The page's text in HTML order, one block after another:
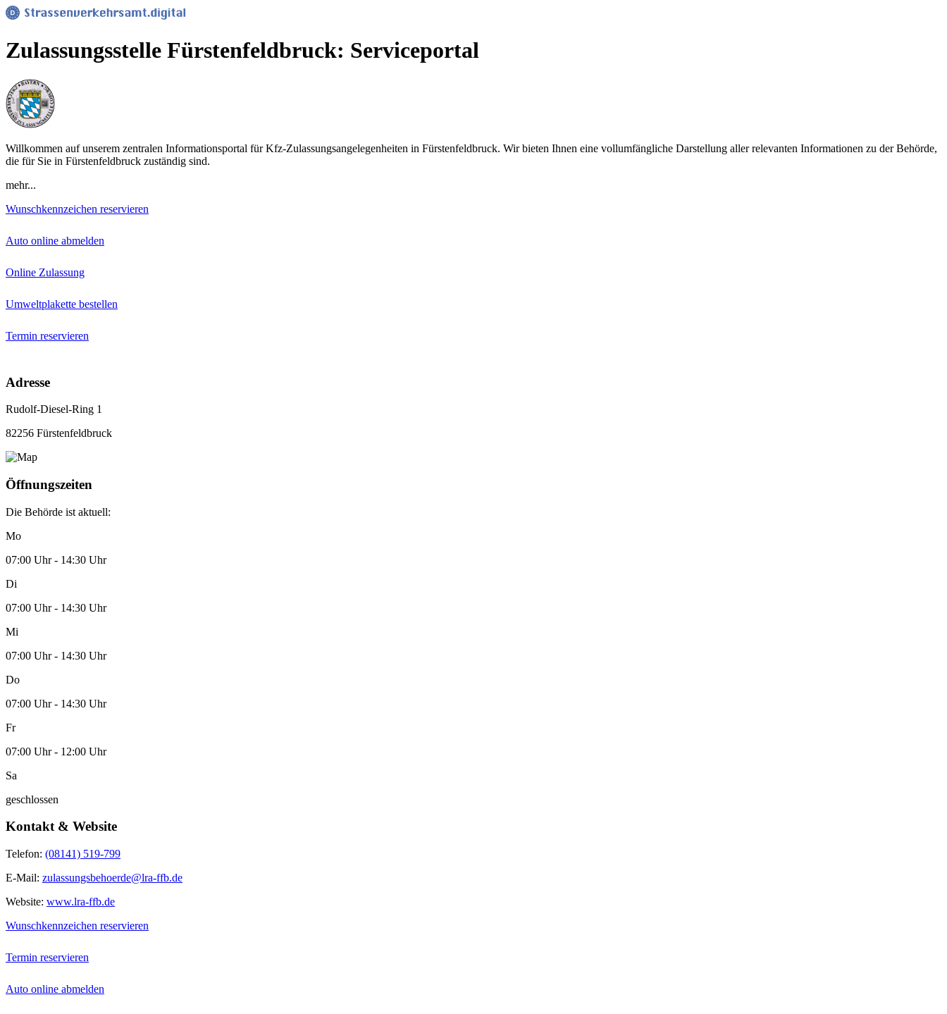
Zulassungsstelle Fürstenfeldbruck: Serviceportal
Willkommen auf unserem zentralen Informationsportal für Kfz-Zulassungsangelegenheiten in Fürstenfeldbruck. Wir bieten Ihnen eine vollumfängliche Darstellung aller relevanten Informationen zu der Behörde,
die für Sie in Fürstenfeldbruck zuständig sind.
mehr...
Wunschkennzeichen reservieren
Auto online abmelden
Online Zulassung
Umweltplakette bestellen
Termin reservieren
Adresse
Rudolf-Diesel-Ring 1
82256 Fürstenfeldbruck
Öffnungszeiten
Die Behörde ist aktuell:
Mo
07:00 Uhr - 14:30 Uhr
Di
07:00 Uhr - 14:30 Uhr
Mi
07:00 Uhr - 14:30 Uhr
Do
07:00 Uhr - 14:30 Uhr
Fr
07:00 Uhr - 12:00 Uhr
Sa
geschlossen
Kontakt & Website
Telefon: (08141) 519-799
E-Mail: zulassungsbehoerde@lra-ffb.de
Website: www.lra-ffb.de
Wunschkennzeichen reservieren
Termin reservieren
Auto online abmelden